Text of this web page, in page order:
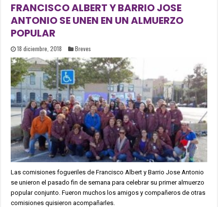
FRANCISCO ALBERT Y BARRIO JOSE
ANTONIO SE UNEN EN UN ALMUERZO
POPULAR
18 diciembre, 2018 Breves
Las comisiones fogueriles de Francisco Albert y Barrio Jose Antonio
se unieron el pasado fin de semana para celebrar su primer almuerzo
popular conjunto. Fueron muchos los amigos y compañeros de otras
comisiones quisieron acompañarles.